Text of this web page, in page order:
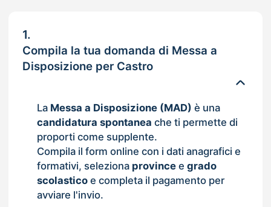
1.
Compila la tua domanda di Messa a
Disposizione per Castro
La Messa a Disposizione (MAD) è una
candidatura spontanea che ti permette di
proporti come supplente.
Compila il form online con i dati anagrafici e
formativi, seleziona provincee grado
scolasticoe completa il pagamento per
avviare l'invio.